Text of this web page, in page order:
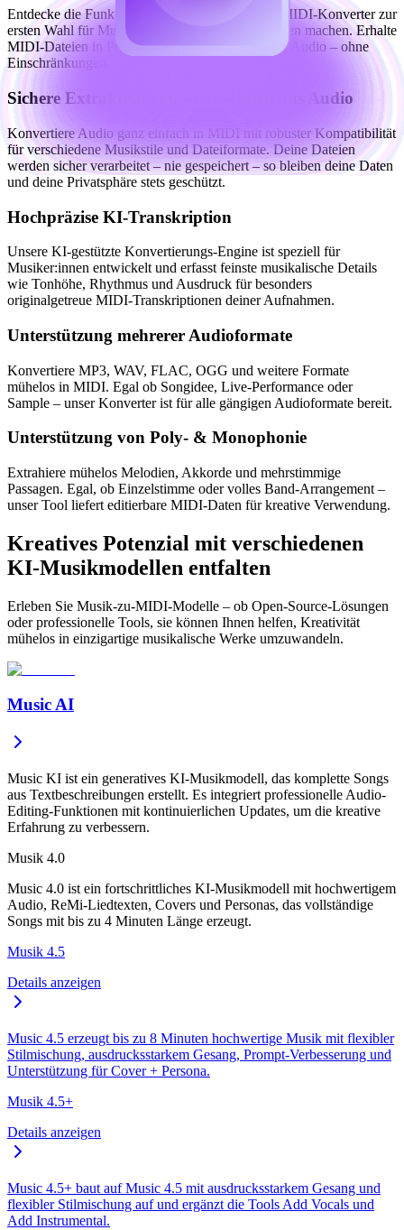
Entdecke die Funktionen, die unseren Music-to-MIDI-Konverter zur
ersten Wahl für Musiker:innen und Produzent:innen machen. Erhalte
MIDI-Dateien in Profi-Qualität direkt aus deinem Audio – ohne
Einschränkungen.
Sichere Extraktion von MIDI-Daten aus Audio
Konvertiere Audio ganz einfach in MIDI mit robuster Kompatibilität
für verschiedene Musikstile und Dateiformate. Deine Dateien
werden sicher verarbeitet – nie gespeichert – so bleiben deine Daten
und deine Privatsphäre stets geschützt.
Hochpräzise KI-Transkription
Unsere KI-gestützte Konvertierungs-Engine ist speziell für
Musiker:innen entwickelt und erfasst feinste musikalische Details
wie Tonhöhe, Rhythmus und Ausdruck für besonders
originalgetreue MIDI-Transkriptionen deiner Aufnahmen.
Unterstützung mehrerer Audioformate
Konvertiere MP3, WAV, FLAC, OGG und weitere Formate
mühelos in MIDI. Egal ob Songidee, Live-Performance oder
Sample – unser Konverter ist für alle gängigen Audioformate bereit.
Unterstützung von Poly- & Monophonie
Extrahiere mühelos Melodien, Akkorde und mehrstimmige
Passagen. Egal, ob Einzelstimme oder volles Band-Arrangement –
unser Tool liefert editierbare MIDI-Daten für kreative Verwendung.
Kreatives Potenzial mit verschiedenen
KI-Musikmodellen entfalten
Erleben Sie Musik-zu-MIDI-Modelle – ob Open-Source-Lösungen
oder professionelle Tools, sie können Ihnen helfen, Kreativität
mühelos in einzigartige musikalische Werke umzuwandeln.
Music AI
Music KI ist ein generatives KI-Musikmodell, das komplette Songs
aus Textbeschreibungen erstellt. Es integriert professionelle Audio-
Editing-Funktionen mit kontinuierlichen Updates, um die kreative
Erfahrung zu verbessern.
Musik 4.0
Music 4.0 ist ein fortschrittliches KI-Musikmodell mit hochwertigem
Audio, ReMi-Liedtexten, Covers und Personas, das vollständige
Songs mit bis zu 4 Minuten Länge erzeugt.
Musik 4.5
Details anzeigen
Music 4.5 erzeugt bis zu 8 Minuten hochwertige Musik mit flexibler
Stilmischung, ausdrucksstarkem Gesang, Prompt-Verbesserung und
Unterstützung für Cover + Persona.
Musik 4.5+
Details anzeigen
Music 4.5+ baut auf Music 4.5 mit ausdrucksstarkem Gesang und
flexibler Stilmischung auf und ergänzt die Tools Add Vocals und
Add Instrumental.